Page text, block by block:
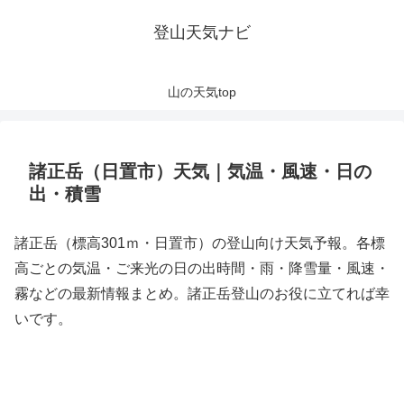
登山天気ナビ
山の天気top
諸正岳（日置市）天気｜気温・風速・日の
出・積雪
諸正岳（標高301ｍ・日置市）の登山向け天気予報。各標
高ごとの気温・ご来光の日の出時間・雨・降雪量・風速・
霧などの最新情報まとめ。諸正岳登山のお役に立てれば幸
いです。